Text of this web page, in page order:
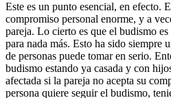
Este es un punto esencial, en efecto.
compromiso personal enorme, y a
pareja. Lo cierto es que el budismo
para nada más. Esto ha sido siempre
de personas puede tomar en serio.
budismo estando ya casada y con
afectada si la pareja no acepta su
persona quiere seguir el budismo,